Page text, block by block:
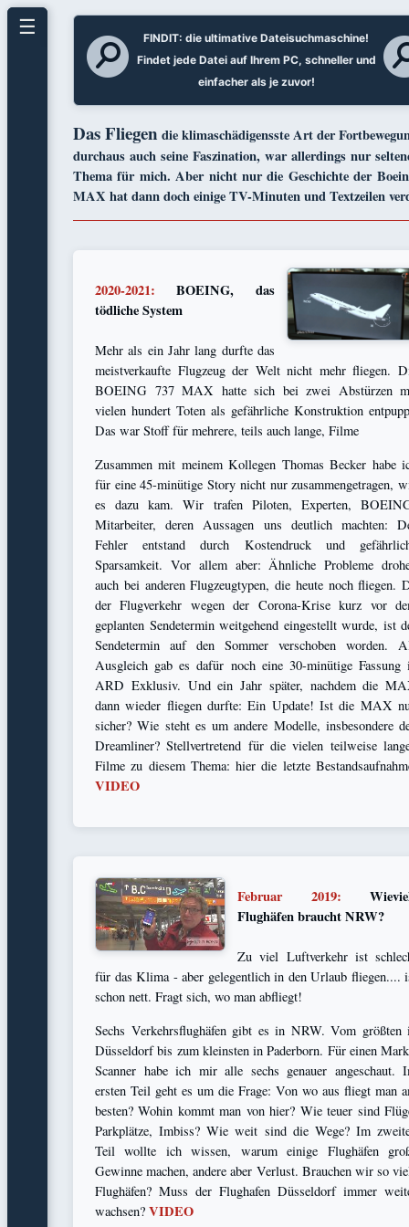
☰
FINDIT: die ultimative Dateisuchmaschine!
Findet jede Datei auf Ihrem PC, schneller und
einfacher als je zuvor!
Das Fliegen die klimaschädigensste Art der
durchaus auch seine Faszination, war allerdings nur
Thema für mich. Aber nicht nur die Geschichte der
MAX hat dann doch einige TV-Minuten und Textzeilen
2020-2021:BOEING, das
tödliche System
Mehr als ein Jahr lang durfte das
meistverkaufte Flugzeug der Welt nicht mehr fliegen.
BOEING 737 MAX hatte sich bei zwei Abstürzen
vielen hundert Toten als gefährliche Konstruktion
Das war Stoff für mehrere, teils auch lange, Filme
Zusammen mit meinem Kollegen Thomas Becker habe
für eine 45-minütige Story nicht nur zusammengetragen,
es dazu kam. Wir trafen Piloten, Experten,
Mitarbeiter, deren Aussagen uns deutlich machten:
Fehler entstand durch Kostendruck und
Sparsamkeit. Vor allem aber: Ähnliche Probleme
auch bei anderen Flugzeugtypen, die heute noch fliegen.
der Flugverkehr wegen der Corona-Krise kurz vor
geplanten Sendetermin weitgehend eingestellt wurde, ist
Sendetermin auf den Sommer verschoben worden.
Ausgleich gab es dafür noch eine 30-minütige Fassung
ARD Exklusiv. Und ein Jahr später, nachdem die
dann wieder fliegen durfte: Ein Update! Ist die MAX
sicher? Wie steht es um andere Modelle, insbesondere
Dreamliner? Stellvertretend für die vielen teilweise
Filme zu diesem Thema: hier die letzte
VIDEO
Februar 2019:
Flughäfen braucht NRW?
Zu viel Luftverkehr ist
für das Klima - aber gelegentlich in den Urlaub fliegen....
schon nett. Fragt sich, wo man abfliegt!
Sechs Verkehrsflughäfen gibt es in NRW. Vom größten
Düsseldorf bis zum kleinsten in Paderborn. Für einen
Scanner habe ich mir alle sechs genauer angeschaut.
ersten Teil geht es um die Frage: Von wo aus fliegt man
besten? Wohin kommt man von hier? Wie teuer sind
Parkplätze, Imbiss? Wie weit sind die Wege? Im
Teil wollte ich wissen, warum einige Flughäfen
Gewinne machen, andere aber Verlust. Brauchen wir so
Flughäfen? Muss der Flughafen Düsseldorf immer
wachsen? VIDEO